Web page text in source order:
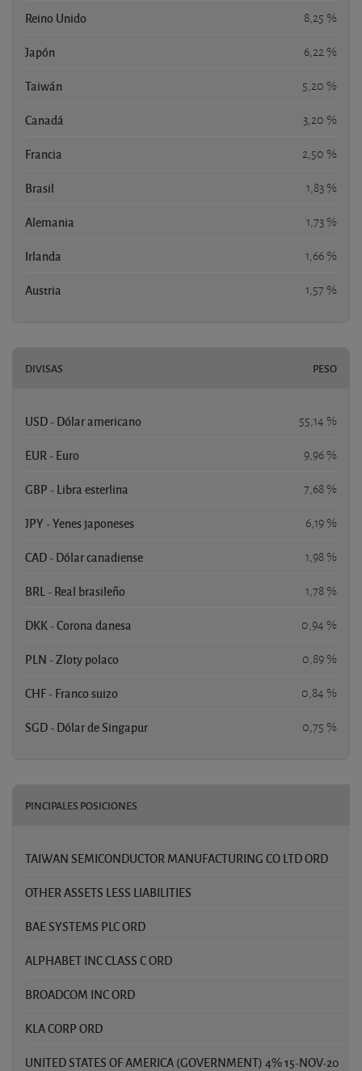
Reino Unido 8,25 %
Japón 6,22 %
Taiwán 5,20 %
Canadá 3,20 %
Francia 2,50 %
Brasil 1,83 %
Alemania 1,73 %
Irlanda 1,66 %
Austria 1,57 %
DIVISAS PESO
USD - Dólar americano 55,14 %
EUR - Euro 9,96 %
GBP - Libra esterlina 7,68 %
JPY - Yenes japoneses 6,19 %
CAD - Dólar canadiense 1,98 %
BRL - Real brasileño 1,78 %
DKK - Corona danesa 0,94 %
PLN - Zloty polaco 0,89 %
CHF - Franco suizo 0,84 %
SGD - Dólar de Singapur 0,75 %
PINCIPALES POSICIONES
TAIWAN SEMICONDUCTOR MANUFACTURING CO LTD ORD
OTHER ASSETS LESS LIABILITIES
BAE SYSTEMS PLC ORD
ALPHABET INC CLASS C ORD
BROADCOM INC ORD
KLA CORP ORD
UNITED STATES OF AMERICA (GOVERNMENT) 4% 15-NOV-20